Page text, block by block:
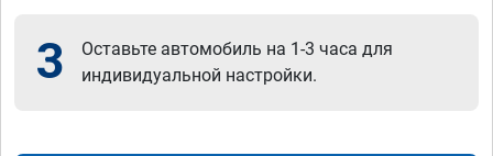
3
Оставьте автомобиль на 1-3 часа для
индивидуальной настройки.